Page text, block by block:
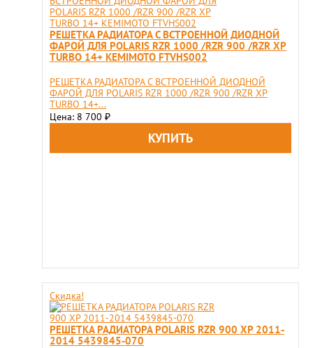
РЕШЕТКА РАДИАТОРА С ВСТРОЕННОЙ ДИОДНОЙ
ФАРОЙ ДЛЯ POLARIS RZR 1000 /RZR 900 /RZR XP
TURBO 14+ KEMIMOTO FTVHS002
РЕШЕТКА РАДИАТОРА С ВСТРОЕННОЙ ДИОДНОЙ
ФАРОЙ ДЛЯ POLARIS RZR 1000 /RZR 900 /RZR XP
TURBO 14+...
Цена: 8 700 ₽
Скидка!
РЕШЕТКА РАДИАТОРА POLARIS RZR 900 XP 2011-
2014 5439845-070